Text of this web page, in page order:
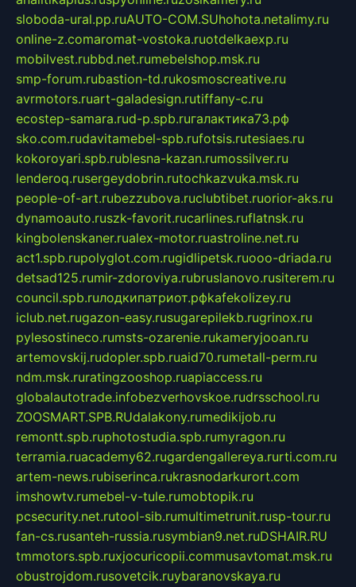
sloboda-ural.pp.ruAUTO-COM.SUhohota.netalimy.ru
online-z.comaromat-vostoka.ruotdelkaexp.ru
mobilvest.rubbd.net.rumebelshop.msk.ru
smp-forum.rubastion-td.rukosmoscreative.ru
avrmotors.ruart-galadesign.rutiffany-c.ru
ecostep-samara.rud-p.spb.ruгалактика73.рф
sko.com.rudavitamebel-spb.rufotsis.rutesiaes.ru
kokoroyari.spb.rublesna-kazan.rumossilver.ru
lenderoq.rusergeydobrin.rutochkazvuka.msk.ru
people-of-art.rubezzubova.ruclubtibet.ruorior-aks.ru
dynamoauto.ruszk-favorit.rucarlines.ruflatnsk.ru
kingbolenskaner.rualex-motor.ruastroline.net.ru
act1.spb.rupolyglot.com.rugidlipetsk.ruooo-driada.ru
detsad125.rumir-zdoroviya.rubruslanovo.rusiterem.ru
council.spb.ruлодкипатриот.рфkafekolizey.ru
iclub.net.rugazon-easy.rusugarepilekb.rugrinox.ru
pylesostineco.rumsts-ozarenie.rukameryjooan.ru
artemovskij.rudopler.spb.ruaid70.rumetall-perm.ru
ndm.msk.ruratingzooshop.ruapiaccess.ru
globalautotrade.infobezverhovskoe.rudrsschool.ru
ZOOSMART.SPB.RUdalakony.rumedikijob.ru
remontt.spb.ruphotostudia.spb.rumyragon.ru
terramia.ruacademy62.rugardengallereya.rurti.com.ru
artem-news.rubiserinca.rukrasnodarkurort.com
imshowtv.rumebel-v-tule.rumobtopik.ru
pcsecurity.net.rutool-sib.rumultimetrunit.rusp-tour.ru
fan-cs.rusanteh-russia.rusymbian9.net.ruDSHAIR.RU
tmmotors.spb.ruxjocuricopii.commusavtomat.msk.ru
obustrojdom.rusovetcik.ruybaranovskaya.ru